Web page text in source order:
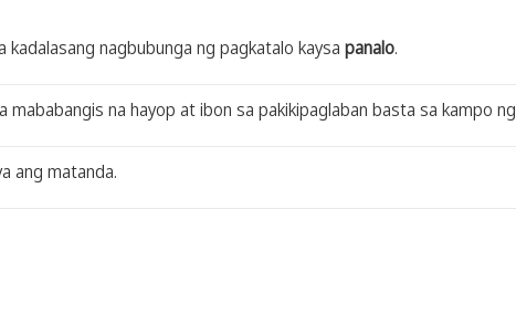
kadalasang nagbubunga ng pagkatalo kaysa panalo.
mababangis na hayop at ibon sa pakikipaglaban basta sa kampo ng
ang matanda.